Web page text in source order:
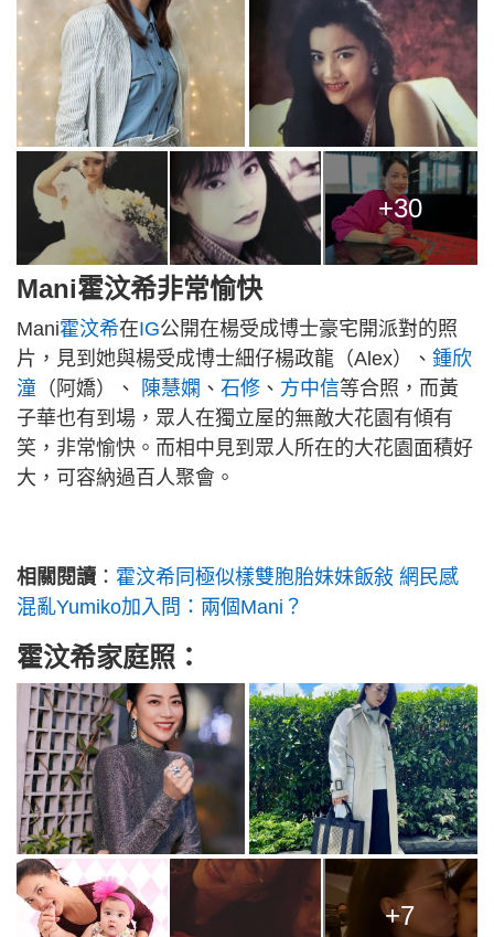
+30
Mani霍汶希非常愉快
Mani霍汶希在IG公開在楊受成博士豪宅開派對的照
片，見到她與楊受成博士細仔楊政龍（Alex）、 鍾欣
潼 （阿嬌）、 陳慧嫻 、 石修 、 方中信等合照，而黃
子華也有到場，眾人在獨立屋的無敵大花園有傾有
笑，非常愉快。而相中見到眾人所在的大花園面積好
大，可容納過百人聚會。
相關閱讀 ： 霍汶希同極似樣雙胞胎妹妹飯敍 網民感
混亂Yumiko加入問：兩個Mani？
霍汶希家庭照：
+7